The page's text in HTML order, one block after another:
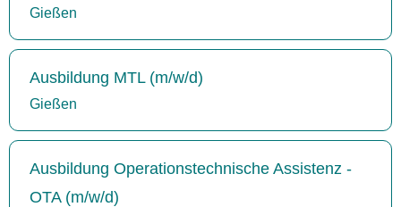
Gießen
Ausbildung MTL (m/w/d)
Gießen
Ausbildung Operationstechnische Assistenz -
OTA (m/w/d)